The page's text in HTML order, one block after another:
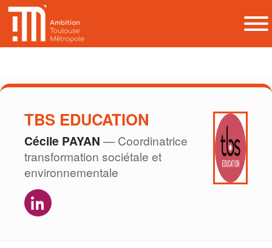
TBS EDUCATION
Cécile PAYAN — Coordinatrice
transformation sociétale et
environnementale